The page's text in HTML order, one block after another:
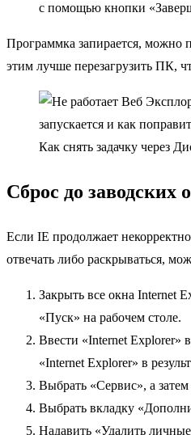
с помощью кнопки
Программка запирается, можно
этим лучше перезагрузить ПК,
Как снять задачку через
Сброс до заводских
Если IE продолжает
отвечать либо раскрываться,
Закрыть все окна Internet
«Пуск» на рабочем столе.
Ввести «Internet Explorer»
«Internet Explorer» в
Выбрать «Сервис», а затем
Выбрать вкладку
Надавить «Удалить